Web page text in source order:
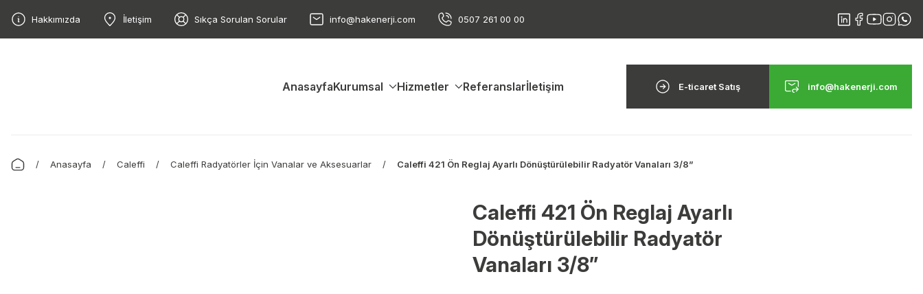
Hakkımızda İletişim Sıkça Sorulan Sorular info@hakenerji.com 0507 261 00 00
AnasayfaKurumsal Hizmetler Referanslarİletişim E-ticaret Satış info@hakenerji.com
Anasayfa Caleffi Caleffi Radyatörler İçin Vanalar ve Aksesuarlar Caleffi 421 Ön Reglaj Ayarlı Dönüştürülebilir Radyatör Vanaları 3/8”
Caleffi 421 Ön Reglaj Ayarlı
Dönüştürülebilir Radyatör
Vanaları 3/8”